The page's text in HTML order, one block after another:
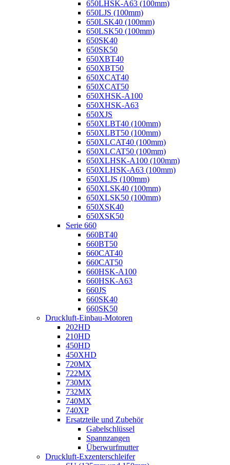
650LHSK-A63 (100mm)
650LJS (100mm)
650LSK40 (100mm)
650LSK50 (100mm)
650SK40
650SK50
650XBT40
650XBT50
650XCAT40
650XCAT50
650XHSK-A100
650XHSK-A63
650XJS
650XLBT40 (100mm)
650XLBT50 (100mm)
650XLCAT40 (100mm)
650XLCAT50 (100mm)
650XLHSK-A100 (100mm)
650XLHSK-A63 (100mm)
650XLJS (100mm)
650XLSK40 (100mm)
650XLSK50 (100mm)
650XSK40
650XSK50
Serie 660
660BT40
660BT50
660CAT40
660CAT50
660HSK-A100
660HSK-A63
660JS
660SK40
660SK50
Druckluft-Einbau-Motoren
202HD
210HD
450HD
450XHD
720MX
722MX
730MX
732MX
740MX
740XP
Ersatzteile und Zubehör
Gabelschlüssel
Spannzangen
Überwurfmutter
Druckluft-Exzenterschleifer